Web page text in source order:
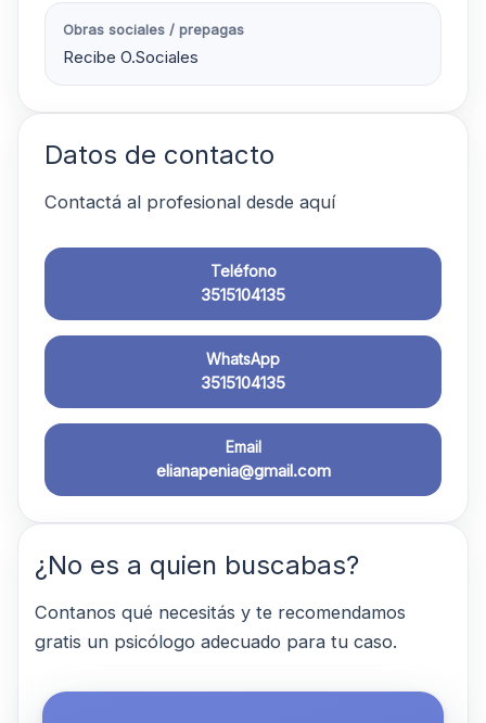
Obras sociales / prepagas
Recibe O.Sociales
Datos de contacto
Contactá al profesional desde aquí
Teléfono
3515104135
WhatsApp
3515104135
Email
elianapenia@gmail.com
¿No es a quien buscabas?
Contanos qué necesitás y te recomendamos
gratis un psicólogo adecuado para tu caso.